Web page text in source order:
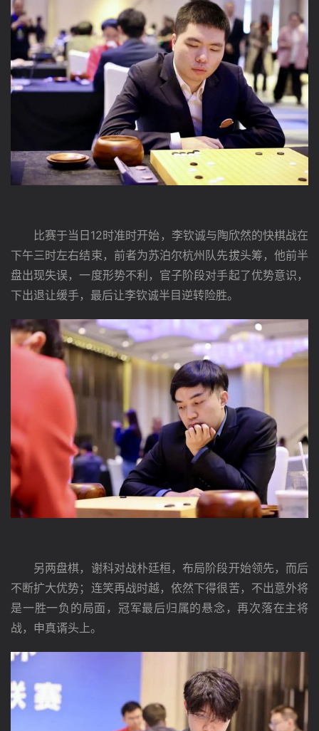
比赛于当日12时准时开始，李钦诚与陶欣然的快棋战在
下午三时左右结束，前者为苏泊尔杭州队先拔头筹，他前半
盘出现失误，一度形势不利，官子阶段对手起了优势意识，
下出退让缓手，最后让李钦诚半目逆转险胜。
另两盘棋，谢科对战朴廷桓，布局阶段开始领先，而后
不断扩大优势；连笑再战时越，依然下得很苦，不出意外将
是一胜一负的局面，冠军最后归属的悬念，再次落在主将
战，申真谞头上。